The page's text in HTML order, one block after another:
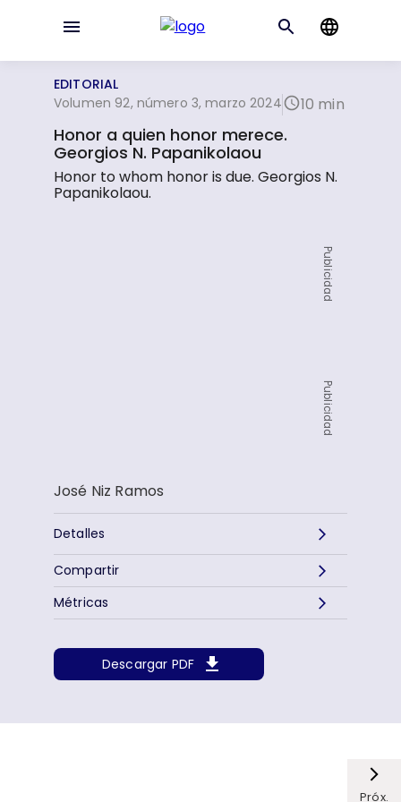
EDITORIAL
Volumen 92, número 3, marzo 2024
10 min
Honor a quien honor merece.
Georgios N. Papanikolaou
Honor to whom honor is due. Georgios N.
Papanikolaou.
Publicidad
Publicidad
José Niz Ramos
Detalles
Descargar PDF
Métricas
Compartir
Próx.